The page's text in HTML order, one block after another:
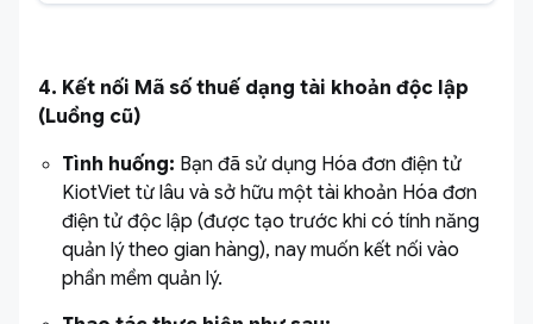
4. Kết nối Mã số thuế dạng tài khoản độc lập
(Luồng cũ)
Tình huống: Bạn đã sử dụng Hóa đơn điện tử
KiotViet từ lâu và sở hữu một tài khoản Hóa đơn
điện tử độc lập (được tạo trước khi có tính năng
quản lý theo gian hàng), nay muốn kết nối vào
phần mềm quản lý.